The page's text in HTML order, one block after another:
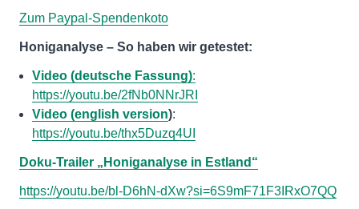
Zum Paypal-Spendenkoto
Honiganalyse – So haben wir getestet:
Video (deutsche Fassung):
https://youtu.be/2fNb0NNrJRI
Video (english version):
https://youtu.be/thx5Duzq4UI
Doku-Trailer „Honiganalyse in Estland“
https://youtu.be/bl-D6hN-dXw?si=6S9mF71F3IRxO7QQ